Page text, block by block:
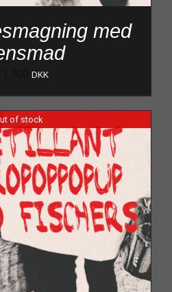
med
DKK
of stock